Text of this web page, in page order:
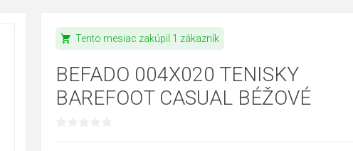
shopping_cart Tento mesiac zakúpil 1 zákazník
BEFADO 004X020 TENISKY
BAREFOOT CASUAL BÉŽOVÉ